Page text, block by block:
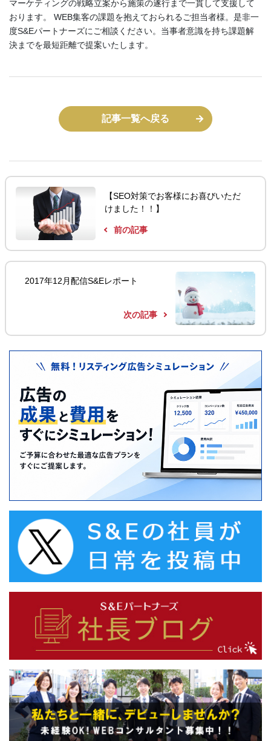
マーケティングの戦略立案から施策の遂行まで一貫して支援して
おります。 WEB集客の課題を抱えておられるご担当者様。是非一
度S&Eパートナーズにご相談ください。当事者意識を持ち課題解
決までを最短距離で提案いたします。
記事一覧へ戻る
【SEO対策でお客様にお喜びいただ
けました！！】
前の記事
2017年12月配信S&Eレポート
次の記事